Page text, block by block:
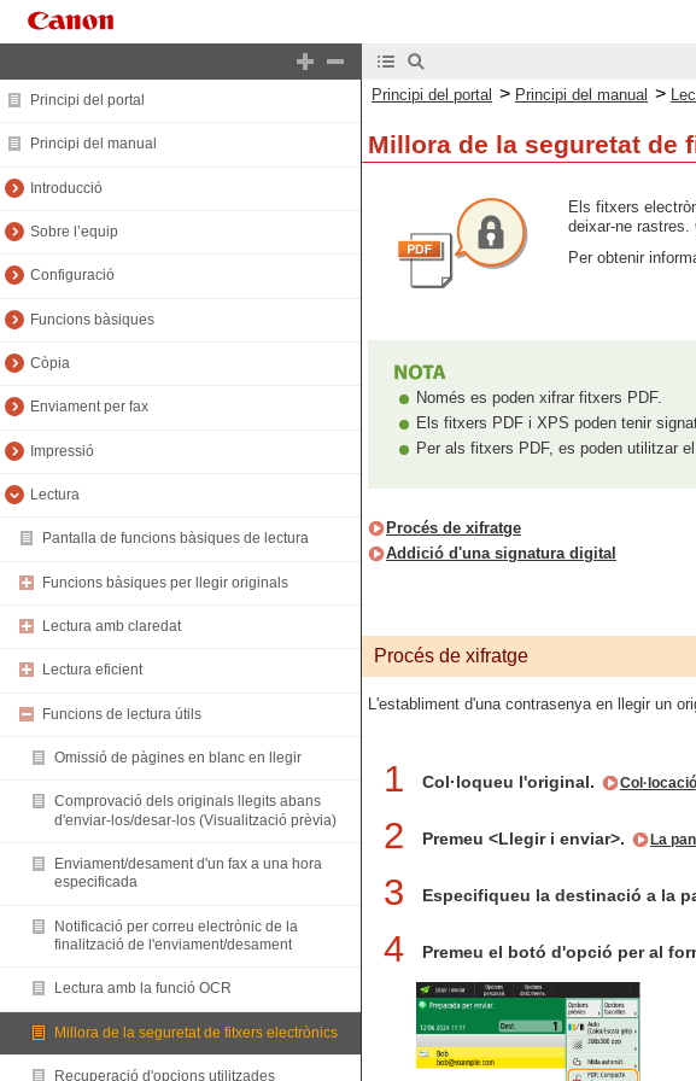
Principi del portal
Principi del manual
Introducció
Sobre l’equip
Configuració
Funcions bàsiques
Còpia
Enviament per fax
Impressió
Lectura
Pantalla de funcions bàsiques de lectura
Funcions bàsiques per llegir originals
Lectura amb claredat
Lectura eficient
Funcions de lectura útils
Omissió de pàgines en blanc en llegir
Comprovació dels originals llegits abans
d'enviar-los/desar-los (Visualització prèvia)
Enviament/desament d'un fax a una hora
especificada
Notificació per correu electrònic de la
finalització de l'enviament/desament
Lectura amb la funció OCR
Millora de la seguretat de fitxers electrònics
Recuperació d'opcions utilitzades
Principi del portal > Principi del manual >
Millora de la seguretat de
Els fitxers
deixar-ne
Per obtenir
Només es poden xifrar fitxers PDF.
Els fitxers PDF i XPS poden tenir
Per als fitxers PDF, es poden utilitzar
Procés de xifratge
Addició d'una signatura digital
Procés de xifratge
L'establiment d'una contrasenya en llegir un
1 Col·loqueu l'original.
2 Premeu <Llegir i enviar>. La
3 Especifiqueu la destinació a la
4 Premeu el botó d'opció per al